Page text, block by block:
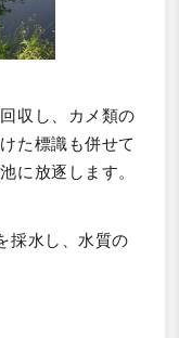
収し、カメ類の
た標識も併せて
に放逐します。
採水し、水質の